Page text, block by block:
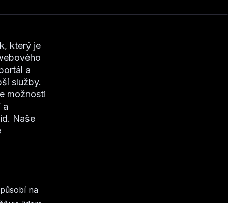
který je
a
služby.
možnosti
a
Naše
na